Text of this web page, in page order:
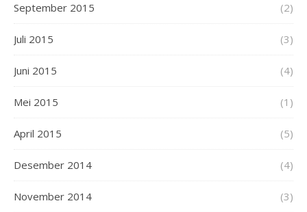
September 2015 (2)
Juli 2015 (3)
Juni 2015 (4)
Mei 2015 (1)
April 2015 (5)
Desember 2014 (4)
November 2014 (3)